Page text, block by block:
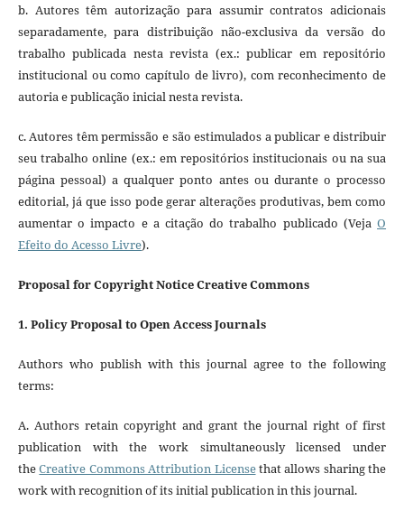
b. Autores têm autorização para assumir contratos adicionais
separadamente, para distribuição não-exclusiva da versão do
trabalho publicada nesta revista (ex.: publicar em repositório
institucional ou como capítulo de livro), com reconhecimento de
autoria e publicação inicial nesta revista.
c. Autores têm permissão e são estimulados a publicar e distribuir
seu trabalho online (ex.: em repositórios institucionais ou na sua
página pessoal) a qualquer ponto antes ou durante o processo
editorial, já que isso pode gerar alterações produtivas, bem como
aumentar o impacto e a citação do trabalho publicado (VejaO
Efeito do Acesso Livre).
Proposal for Copyright Notice Creative Commons
1. Policy Proposal to Open Access Journals
Authors who publish with this journal agree to the following
terms:
A. Authors retain copyright and grant the journal right of first
publication with the work simultaneously licensed under
theCreative Commons Attribution Licensethat allows sharing the
work with recognition of its initial publication in this journal.